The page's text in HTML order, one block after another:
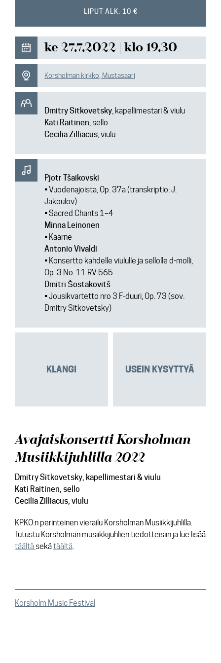
Yhteys
LIPUT ALK. 10 €
ke 27.7.2022 | klo 19.30
Korsholman kirkko, Mustasaari
Dmitry Sitkovetsky, kapellimestari & viulu
Kati Raitinen, sello
Cecilia Zilliacus, viulu
Pjotr Tšaikovski
• Vuodenajoista, Op. 37a (transkriptio: J.
Jakoulov)
• Sacred Chants 1–4
Minna Leinonen
• Kaarne
Antonio Vivaldi
• Konsertto kahdelle viululle ja sellolle d-molli,
Op. 3 No. 11 RV 565
Dmitri Šostakovitš
• Jousikvartetto nro 3 F-duuri, Op. 73 (sov.
Dmitry Sitkovetsky)
KLANGI USEIN KYSYTTYÄ
Avajaiskonsertti Korsholman
Musiikkijuhlilla 2022
Dmitry Sitkovetsky, kapellimestari & viulu
Kati Raitinen, sello
Cecilia Zilliacus, viulu
KPKO:n perinteinen vierailu Korsholman Musiikkijuhlilla.
Tutustu Korsholman musiikkijuhlien tiedotteisiin ja lue lisää
täältä sekätäältä.
Korsholm Music Festival